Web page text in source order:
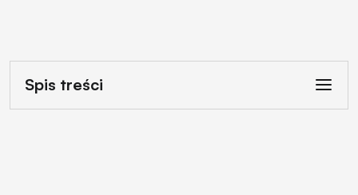
Spis treści